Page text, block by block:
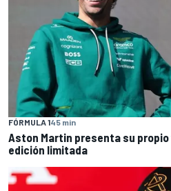
FÓRMULA 145 min
Aston Martin presenta su
edición limitada